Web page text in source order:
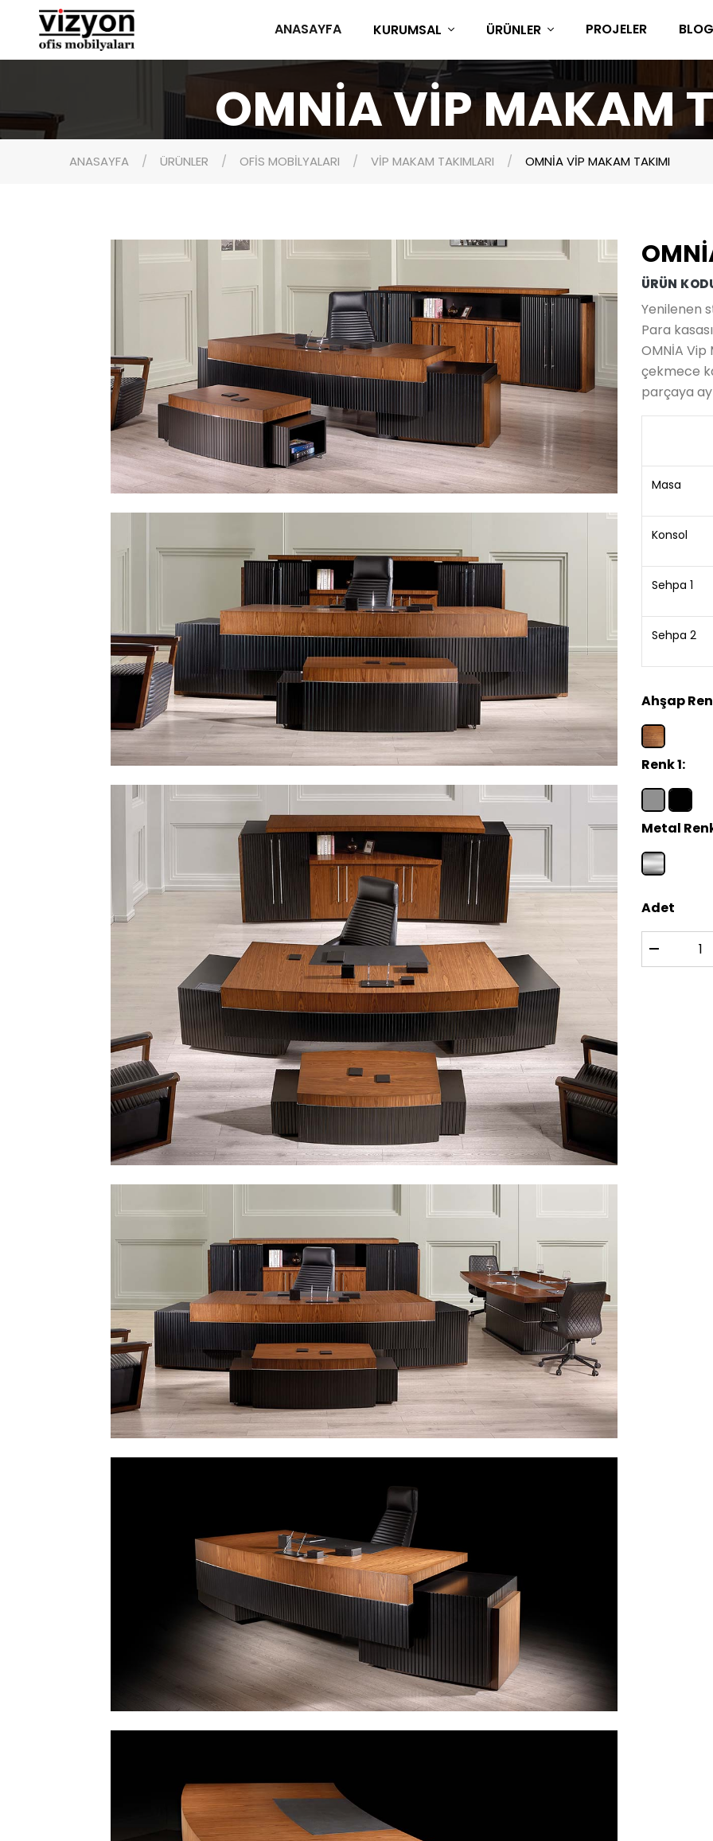
ANASAYFA KURUMSAL ÜRÜNLER PROJELER BLOG
OMNİA VİP MAKAM
ANASAYFA ÜRÜNLER OFİS MOBİLYALARI VİP MAKAM TAKIMLARI OMNİA VİP MAKAM TAKIMI
ÜRÜN
Yenilenen
Para
OMNİA
çekmece
parçaya
Masa
Konsol
Sehpa 1
Sehpa 2
Ahşap
Renk 1:
Metal
Adet